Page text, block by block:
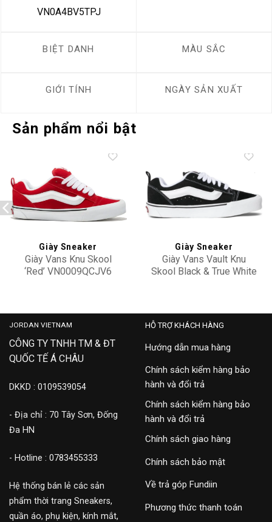
VN0A4BV5TPJ
BIỆT DANH MÀU SẮC
GIỚI TÍNH NGÀY SẢN XUẤT
Sản phẩm nổi bật
Add to
wishlist
Giày Sneaker
Giày Vans Knu Skool
‘Red’ VN0009QCJV6
Add to
wishlist
Giày Sneaker
Giày Vans Vault Knu
Skool Black & True White
JORDAN VIETNAM
CÔNG TY TNHH TM & ĐT
QUỐC TẾ Á CHÂU
DKKD : 0109539054
- Địa chỉ : 70 Tây Sơn, Đống
Đa HN
- Hotline : 0783455333
Hệ thống bán lẻ các sản
phẩm thời trang Sneakers,
quần áo, phụ kiện, kính mắt,
HỖ TRỢ KHÁCH HÀNG
Hướng dẫn mua hàng
Chính sách kiểm hàng bảo
hành và đổi trả
Chính sách kiểm hàng bảo
hành và đổi trả
Chính sách giao hàng
Chính sách bảo mật
Về trả góp Fundiin
Phương thức thanh toán